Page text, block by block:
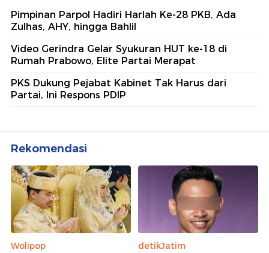
Pimpinan Parpol Hadiri Harlah Ke-28 PKB, Ada
Zulhas, AHY, hingga Bahlil
Video Gerindra Gelar Syukuran HUT ke-18 di
Rumah Prabowo, Elite Partai Merapat
PKS Dukung Pejabat Kabinet Tak Harus dari
Partai, Ini Respons PDIP
Rekomendasi
Wolipop
detikJatim